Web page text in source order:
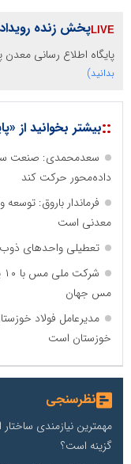
پخش زنده رویداد
پایگاه اطلاع رسانی
بدانید)
::بیشتر بخوانید از
سعدمحمدی: صنعت
داده‌محور حرکت کند
فرماندار باروق:
معدنی است
تعطیلی واحدهای
مس جهان
مدیرعامل فولاد
خوزستان است
نظرسنجی
مهمترین نیازمندی
گزینه است؟